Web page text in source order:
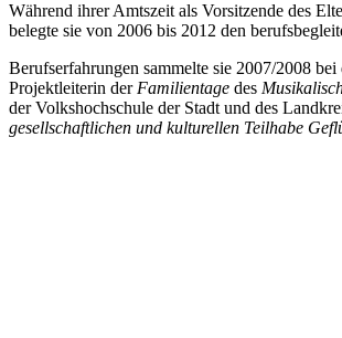
Während ihrer Amtszeit als Vorsitzende des
belegte sie von 2006 bis 2012 den
Berufserfahrungen sammelte sie 2007/2008
Projektleiterin der Familientage des
der Volkshochschule der Stadt und des
gesellschaftlichen und kulturellen Teilhabe